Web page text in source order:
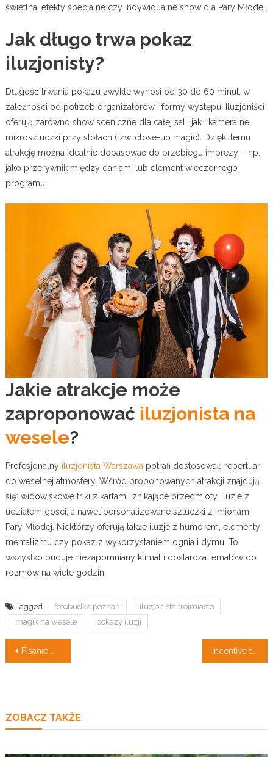
świetlna, efekty specjalne czy indywidualne show dla Pary Młodej.
Jak długo trwa pokaz
iluzjonisty?
Długość trwania pokazu zwykle wynosi od 30 do 60 minut, w
zależności od potrzeb organizatorów i formy występu. Iluzjoniści
oferują zarówno show sceniczne dla całej sali, jak i kameralne
mikrosztuczki przy stołach (tzw. close-up magic). Dzięki temu
atrakcję można idealnie dopasować do przebiegu imprezy – np.
jako przerywnik między daniami lub element wieczornego
programu.
Jakie atrakcje może
zaproponować iluzjonista na
wesele?
Profesjonalny iluzjonista Warszawa potrafi dostosować repertuar
do weselnej atmosfery. Wśród proponowanych atrakcji znajdują
się: widowiskowe triki z kartami, znikające przedmioty, iluzje z
udziałem gości, a nawet personalizowane sztuczki z imionami
Pary Młodej. Niektórzy oferują także iluzje z humorem, elementy
mentalizmu czy pokaz z wykorzystaniem ognia i dymu. To
wszystko buduje niezapomniany klimat i dostarcza tematów do
rozmów na wiele godzin.
Tagged fotobudka poznań
iluzjonista trójmiasto
magik na wesele
pokazy iluzji
Nawigacja
Pisanie wniosków o dofinansowanie a usługi księgowe Incentive travel – motywujące podróże służbowe
ZOBACZ TAKŻE